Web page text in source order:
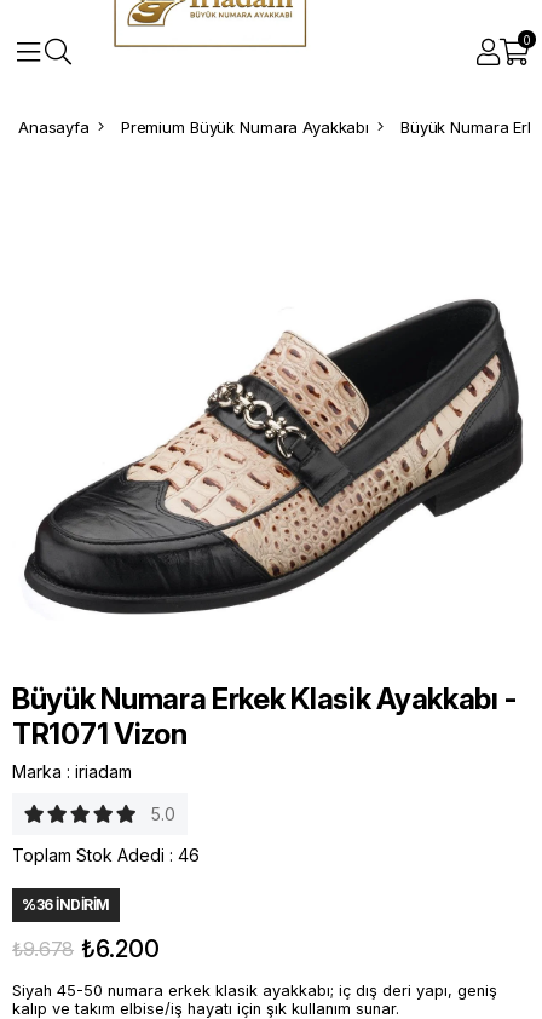
0
Anasayfa Premium Büyük Numara Ayakkabı Büyük Numara
Büyük Numara Erkek Klasik Ayakkabı -
TR1071 Vizon
Marka : iriadam
5.0
Toplam Stok Adedi : 46
%36İNDIRIM
₺9.678 ₺6.200
Siyah 45-50 numara erkek klasik ayakkabı; iç dış deri yapı, geniş
kalıp ve takım elbise/iş hayatı için şık kullanım sunar.